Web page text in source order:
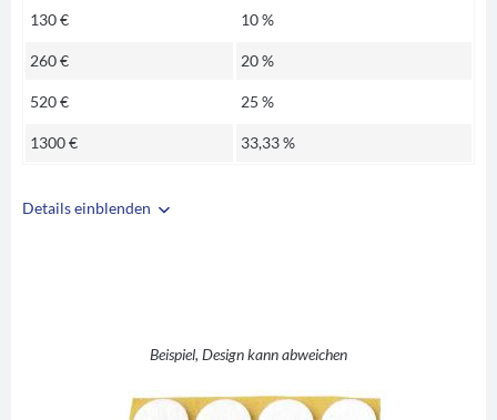
Details einblenden
Beispiel, Design kann abweichen
130 €
10 %
260 € 20 %
520 € 25 %
1300 € 33,33 %